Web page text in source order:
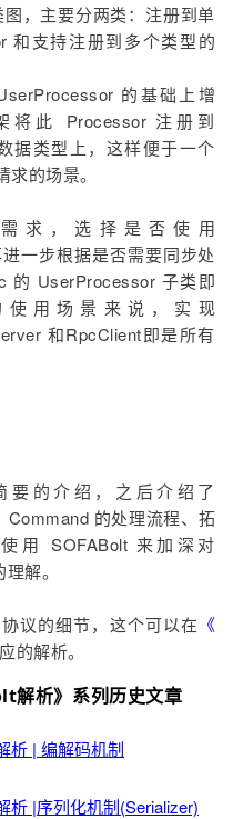
，主要分两类：注册到单
和支持注册到多个类型的
的基础上增
将此 Processor 注册到
据类型上，这样便于一个
的场景。
求，选择是否使用
一步根据是否需要同步处
的 UserProcessor 子类即
用场景来说，实现
和RpcClient即是所有
要的介绍，之后介绍了
Command 的处理流程、拓
用 SOFABolt 来加深对
解。
议的细节，这个可以在 《
的解析。
解析》系列历史文章
析 | 编解码机制
析 |序列化机制(Serializer)